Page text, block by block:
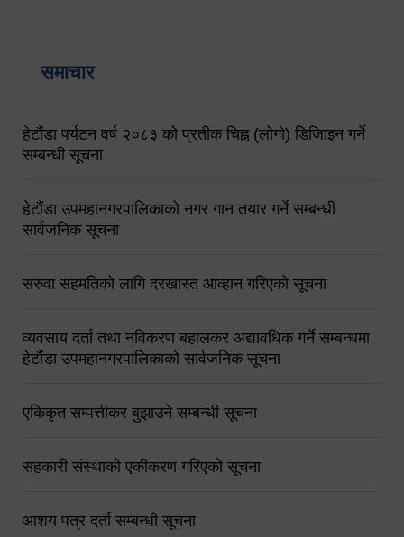
समाचार
हेटौंडा पर्यटन वर्ष २०८३ को प्रतीक चिह्न (लोगो) डिजिाइन गर्ने
सम्बन्धी सूचना
हेटौंडा उपमहानगरपालिकाको नगर गान तयार गर्ने सम्बन्धी
सार्वजनिक सूचना
सरुवा सहमतिको लागि दरखास्त आव्हान गरिएको सूचना
व्यवसाय दर्ता तथा नविकरण बहालकर अद्यावधिक गर्ने सम्बन्धमा
हेटौंडा उपमहानगरपालिकाको सार्वजनिक सूचना
एकिकृत सम्पत्तीकर बुझाउने सम्बन्धी सूचना
सहकारी संस्थाको एकीकरण गरिएको सूचना
आशय पत्र दर्ता सम्बन्धी सूचना